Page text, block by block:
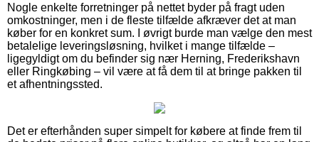
Nogle enkelte forretninger på nettet byder på fragt uden
omkostninger, men i de fleste tilfælde afkræver det at man
køber for en konkret sum. I øvrigt burde man vælge den mest
betalelige leveringsløsning, hvilket i mange tilfælde –
ligegyldigt om du befinder sig nær Herning, Frederikshavn
eller Ringkøbing – vil være at få dem til at bringe pakken til
et afhentningssted.
Det er efterhånden super simpelt for købere at finde frem til